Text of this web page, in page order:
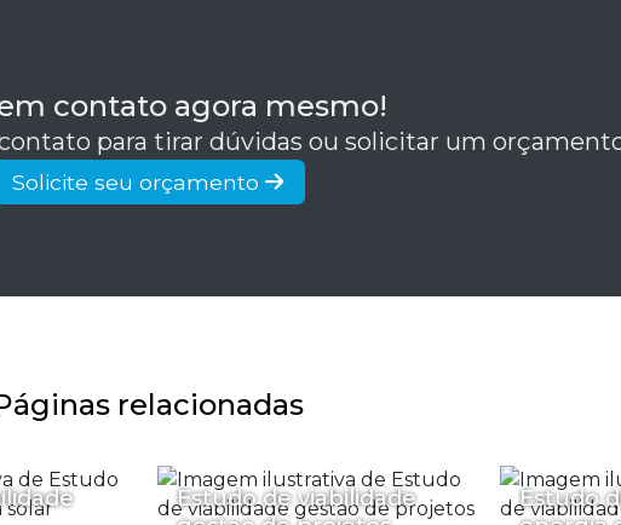
contato agora mesmo!
para tirar dúvidas ou solicitar um
Solicite seu orçamento
relacionadas
Estudo de viabilidade
Estudo